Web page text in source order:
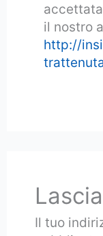
il nostro
http://
Il tuo